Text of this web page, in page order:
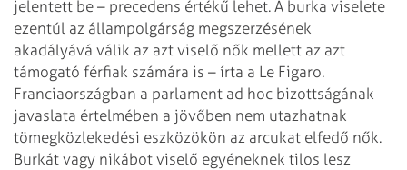
jelentett be – precedens értékű lehet. A burka viselete
ezentúl az állampolgárság megszerzésének
akadályává válik az azt viselő nők mellett az azt
támogató férfiak számára is – írta a Le Figaro.
Franciaországban a parlament ad hoc bizottságának
javaslata értelmében a jövőben nem utazhatnak
tömegközlekedési eszközökön az arcukat elfedő nők.
Burkát vagy nikábot viselő egyéneknek tilos lesz